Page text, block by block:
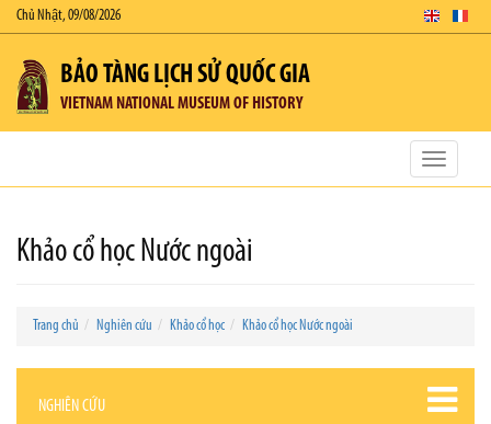
Chủ Nhật, 09/08/2026
BẢO TÀNG LỊCH SỬ QUỐC GIA
VIETNAM NATIONAL MUSEUM OF HISTORY
Toggle
Khảo cổ học Nước ngoài
Trang chủ Nghiên cứu Khảo cổ học Khảo cổ học Nước ngoài
NGHIÊN CỨU